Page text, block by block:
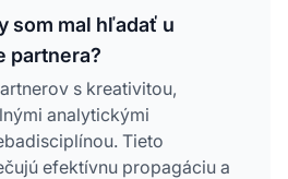
som mal hľadať u
partnera?
s kreativitou,
analytickými
Tieto
efektívnu propagáciu a